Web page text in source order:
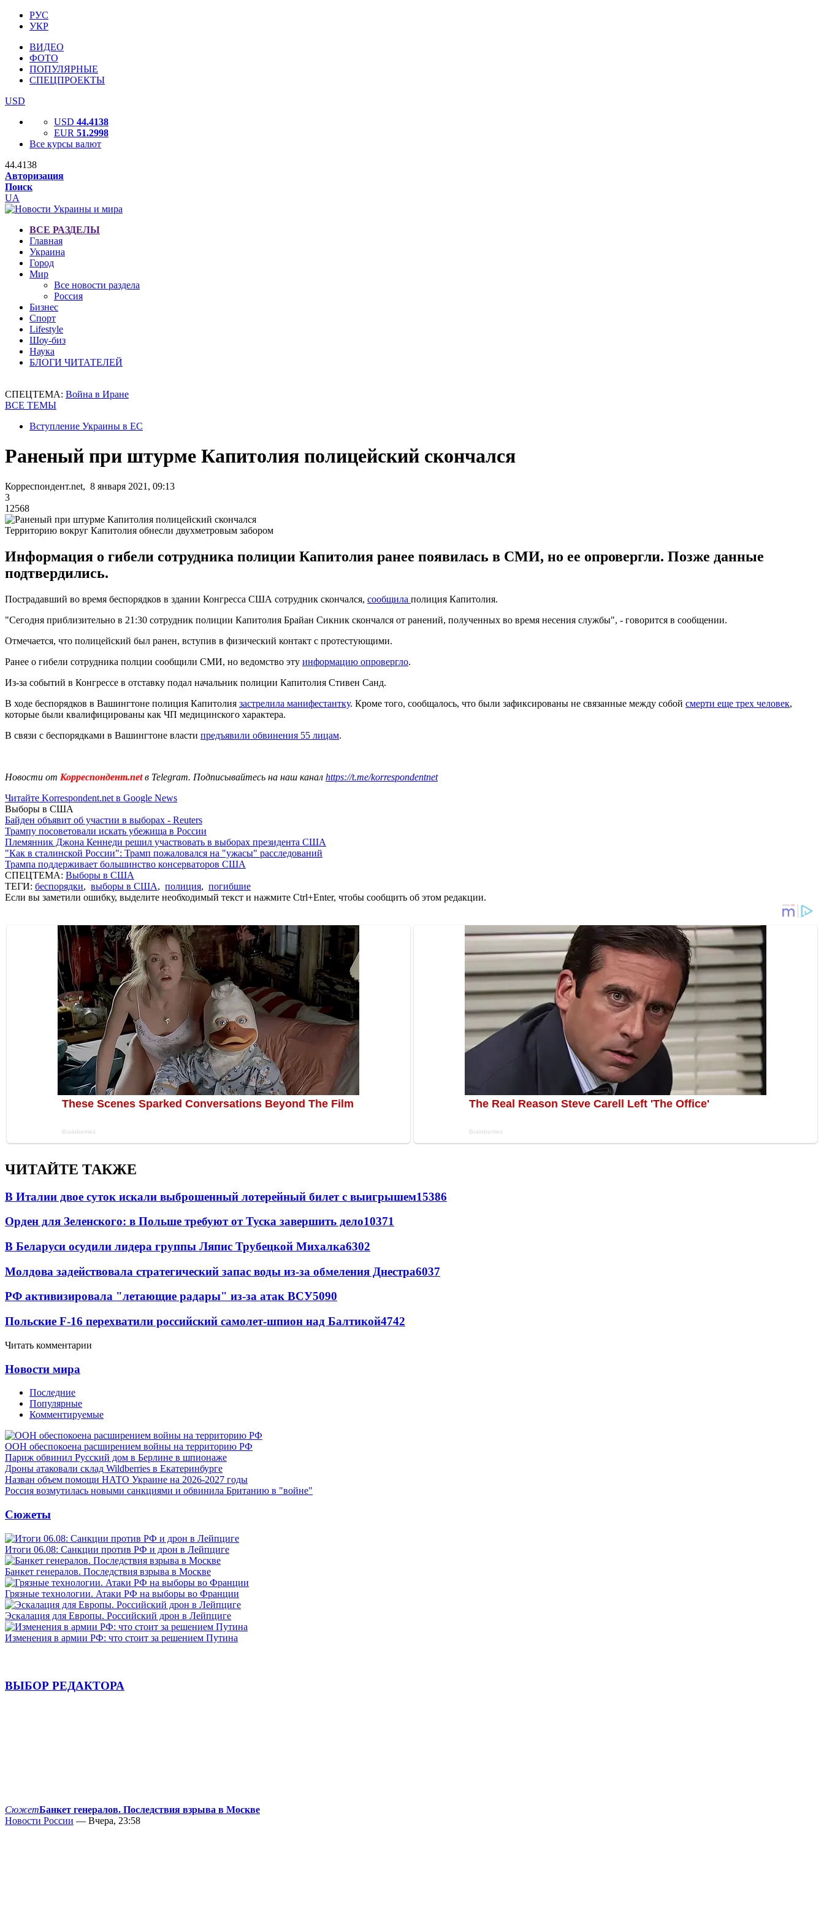
РУС
УКР
ВИДЕО
ФОТО
ПОПУЛЯРНЫЕ
СПЕЦПРОЕКТЫ
USD
USD 44.4138
EUR 51.2998
Все курсы валют
44.4138
Авторизация
Поиск
UA
ВСЕ РАЗДЕЛЫ
Главная
Украина
Город
Мир
Все новости раздела
Россия
Бизнес
Спорт
Lifestyle
Шоу-биз
Наука
БЛОГИ ЧИТАТЕЛЕЙ
СПЕЦТЕМА: Война в Иране
ВСЕ ТЕМЫ
Вступление Украины в ЕС
Раненый при штурме Капитолия полицейский скончался
Корреспондент.net, 8 января 2021, 09:13
3
12568
Территорию вокруг Капитолия обнесли двухметровым забором
Информация о гибели сотрудника полиции Капитолия ранее появилась в СМИ, но ее опровергли. Позже данные
подтвердились.
Пострадавший во время беспорядков в здании Конгресса США сотрудник скончался, сообщила полиция Капитолия.
"Сегодня приблизительно в 21:30 сотрудник полиции Капитолия Брайан Сикник скончался от ранений, полученных во время несения службы", - говорится в сообщении.
Отмечается, что полицейский был ранен, вступив в физический контакт с протестующими.
Ранее о гибели сотрудника полции сообщили СМИ, но ведомство эту информацию опровергло.
Из-за событий в Конгрессе в отставку подал начальник полиции Капитолия Стивен Санд.
В ходе беспорядков в Вашингтоне полиция Капитолия застрелила манифестантку. Кроме того, сообщалось, что были зафиксированы не связанные между собой смерти еще трех человек,
которые были квалифицированы как ЧП медицинского характера.
В связи с беспорядками в Вашингтоне власти предъявили обвинения 55 лицам.
Новости от Корреспондент.netв Telegram. Подписывайтесь на наш канал https://t.me/korrespondentnet
Читайте Korrespondent.net в Google News
Выборы в США
Байден объявит об участии в выборах - Reuters
Трампу посоветовали искать убежища в России
Племянник Джона Кеннеди решил участвовать в выборах президента США
"Как в сталинской России": Трамп пожаловался на "ужасы" расследований
Трампа поддерживает большинство консерваторов США
СПЕЦТЕМА: Выборы в США
ТЕГИ: беспорядки, выборы в США, полиция, погибшие
Если вы заметили ошибку, выделите необходимый текст и нажмите Ctrl+Enter, чтобы сообщить об этом редакции.
ЧИТАЙТЕ ТАКЖЕ
В Италии двое суток искали выброшенный лотерейный билет с выигрышем15386
Орден для Зеленского: в Польше требуют от Туска завершить дело10371
В Беларуси осудили лидера группы Ляпис Трубецкой Михалка6302
Молдова задействовала стратегический запас воды из-за обмеления Днестра6037
РФ активизировала "летающие радары" из-за атак ВСУ5090
Польские F-16 перехватили российский самолет-шпион над Балтикой4742
Читать комментарии
Новости мира
Последние
Популярные
Комментируемые
ООН обеспокоена расширением войны на территорию РФ
Париж обвинил Русский дом в Берлине в шпионаже
Дроны атаковали склад Wildberries в Екатеринбурге
Назван объем помощи НАТО Украине на 2026-2027 годы
Россия возмутилась новыми санкциями и обвинила Британию в "войне"
Сюжеты
Итоги 06.08: Санкции против РФ и дрон в Лейпциге
Банкет генералов. Последствия взрыва в Москве
Грязные технологии. Атаки РФ на выборы во Франции
Эскалация для Европы. Российский дрон в Лейпциге
Изменения в армии РФ: что стоит за решением Путина
ВЫБОР РЕДАКТОРА
СюжетБанкет генералов. Последствия взрыва в Москве
Новости России — Вчера, 23:58